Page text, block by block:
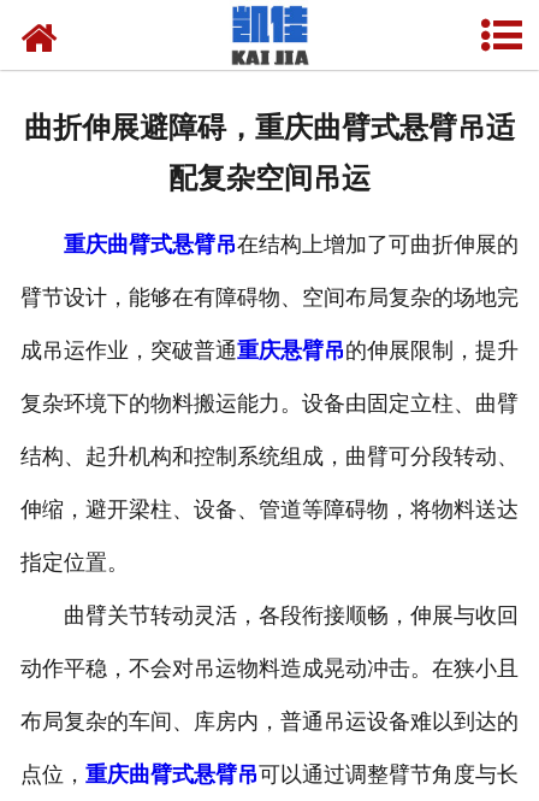
厂房设备
联系我们
曲折伸展避障碍，重庆曲臂式悬臂吊适
配复杂空间吊运
重庆曲臂式悬臂吊在结构上增加了可曲折伸展的
臂节设计，能够在有障碍物、空间布局复杂的场地完
成吊运作业，突破普通重庆悬臂吊的伸展限制，提升
复杂环境下的物料搬运能力。设备由固定立柱、曲臂
结构、起升机构和控制系统组成，曲臂可分段转动、
伸缩，避开梁柱、设备、管道等障碍物，将物料送达
指定位置。
曲臂关节转动灵活，各段衔接顺畅，伸展与收回
动作平稳，不会对吊运物料造成晃动冲击。在狭小且
布局复杂的车间、库房内，普通吊运设备难以到达的
点位， 重庆曲臂式悬臂吊可以通过调整臂节角度与长